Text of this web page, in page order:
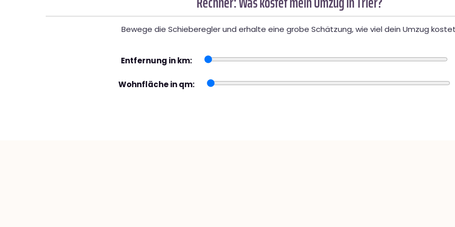
Bewege die Schieberegler und erhalte eine grobe Schätzung, wie viel dein Umzug
Entfernung in km:
Wohnfläche in qm: